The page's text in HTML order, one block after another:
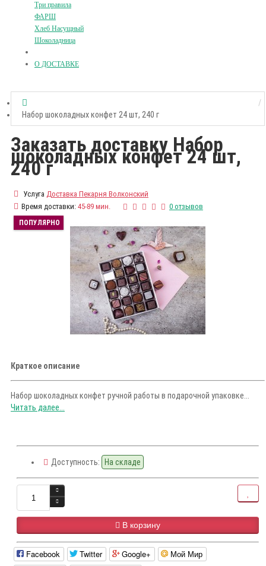
Три правила
ФАРШ
Хлеб Насущный
Шоколадница
О ДОСТАВКЕ
Набор шоколадных конфет 24 шт, 240 г
Заказать доставку Набор
шоколадных конфет 24 шт,
240 г
Услуга Доставка Пекарня Волконский
Время доставки: 45-89 мин. 0 отзывов
ПОПУЛЯРНО
Краткое описание
Набор шоколадных конфет ручной работы в подарочной упаковке...
Читать далее...
Доступность: На складе
В корзину
Facebook Twitter Google+ Мой Мир